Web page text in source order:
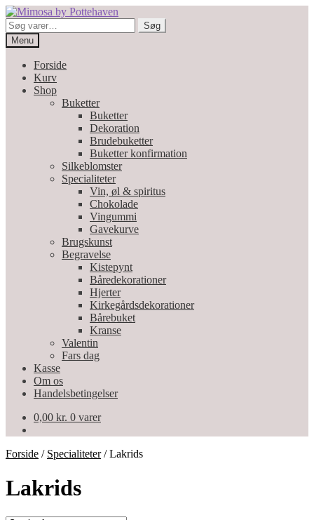
Spring
til
navigation
Spring
til
indhold
Søg
efter:
Søg
Menu
Forside
Kurv
Shop
Buketter
Buketter
Dekoration
Brudebuketter
Buketter konfirmation
Silkeblomster
Specialiteter
Vin, øl & spiritus
Chokolade
Vingummi
Gavekurve
Brugskunst
Begravelse
Kistepynt
Båredekorationer
Hjerter
Kirkegårdsdekorationer
Bårebuket
Kranse
Valentin
Fars dag
Kasse
Om os
Handelsbetingelser
0,00 kr. 0 varer
Forside / Specialiteter/Lakrids
Lakrids